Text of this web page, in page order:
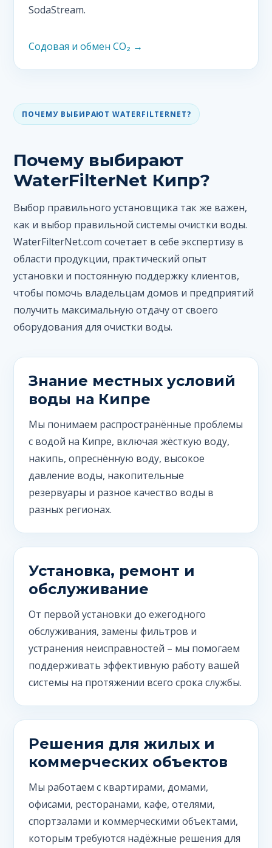
SodaStream.
Содовая и обмен CO₂ →
ПОЧЕМУ ВЫБИРАЮТ WATERFILTERNET?
Почему выбирают
WaterFilterNet Кипр?
Выбор правильного установщика так же важен,
как и выбор правильной системы очистки воды.
WaterFilterNet.com сочетает в себе экспертизу в
области продукции, практический опыт
установки и постоянную поддержку клиентов,
чтобы помочь владельцам домов и предприятий
получить максимальную отдачу от своего
оборудования для очистки воды.
Знание местных условий
воды на Кипре
Мы понимаем распространённые проблемы
с водой на Кипре, включая жёсткую воду,
накипь, опреснённую воду, высокое
давление воды, накопительные
резервуары и разное качество воды в
разных регионах.
Установка, ремонт и
обслуживание
От первой установки до ежегодного
обслуживания, замены фильтров и
устранения неисправностей – мы помогаем
поддерживать эффективную работу вашей
системы на протяжении всего срока службы.
Решения для жилых и
коммерческих объектов
Мы работаем с квартирами, домами,
офисами, ресторанами, кафе, отелями,
спортзалами и коммерческими объектами,
которым требуются надёжные решения для